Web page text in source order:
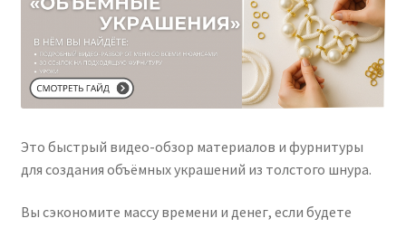
Это быстрый видео-обзор материалов и фурнитуры
для создания объёмных украшений из толстого шнура.
Вы сэкономите массу времени и денег, если будете